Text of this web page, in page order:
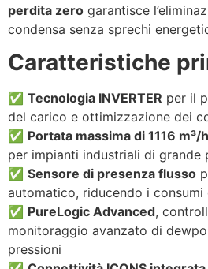
perdita zero garantisce
condensa senza sprechi
Caratteristiche
✅ Tecnologia INVERTER per il
del carico e ottimizzazione dei
✅ Portata massima di 1116
per impianti industriali di grande
✅ Sensore di presenza flusso
automatico, riducendo i
✅ PureLogic Advanced,
monitoraggio avanzato di
pressioni